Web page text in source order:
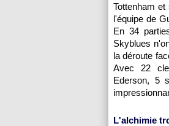
Tottenham
l'équipe de
En 34
Skyblues
la déroute
Avec 22
Ederson, 5
L'alchimie